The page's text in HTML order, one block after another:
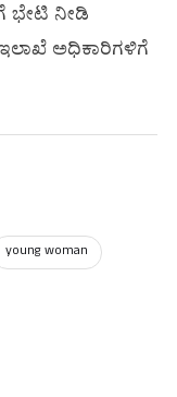
ಭೇಟಿ ನೀಡಿ
ಇಲಾಖೆ ಅಧಿಕಾರಿಗಳಿಗೆ
young woman